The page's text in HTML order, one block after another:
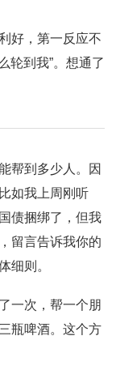
好，第一反应不
轮到我”。想通了
帮到多少人。因
如我上周刚听
债捆绑了，但我
留言告诉我你的
细则。
一次，帮一个朋
瓶啤酒。这个方